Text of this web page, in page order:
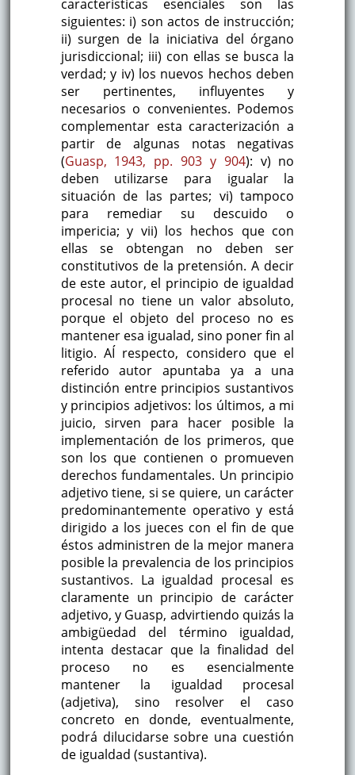
características esenciales son las
siguientes: i) son actos de instrucción;
ii) surgen de la iniciativa del órgano
jurisdiccional; iii) con ellas se busca la
verdad; y iv) los nuevos hechos deben
ser pertinentes, influyentes y
necesarios o convenientes. Podemos
complementar esta caracterización a
partir de algunas notas negativas
(Guasp, 1943, pp. 903 y 904): v) no
deben utilizarse para igualar la
situación de las partes; vi) tampoco
para remediar su descuido o
impericia; y vii) los hechos que con
ellas se obtengan no deben ser
constitutivos de la pretensión. A decir
de este autor, el principio de igualdad
procesal no tiene un valor absoluto,
porque el objeto del proceso no es
mantener esa igualad, sino poner fin al
litigio. AÍ respecto, considero que el
referido autor apuntaba ya a una
distinción entre principios sustantivos
y principios adjetivos: los últimos, a mi
juicio, sirven para hacer posible la
implementación de los primeros, que
son los que contienen o promueven
derechos fundamentales. Un principio
adjetivo tiene, si se quiere, un carácter
predominantemente operativo y está
dirigido a los jueces con el fin de que
éstos administren de la mejor manera
posible la prevalencia de los principios
sustantivos. La igualdad procesal es
claramente un principio de carácter
adjetivo, y Guasp, advirtiendo quizás la
ambigüedad del término igualdad,
intenta destacar que la finalidad del
proceso no es esencialmente
mantener la igualdad procesal
(adjetiva), sino resolver el caso
concreto en donde, eventualmente,
podrá dilucidarse sobre una cuestión
de igualdad (sustantiva).